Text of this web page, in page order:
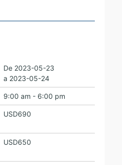
De 2023-05-23
a 2023-05-24
9:00 am - 6:00 pm
USD690
USD650